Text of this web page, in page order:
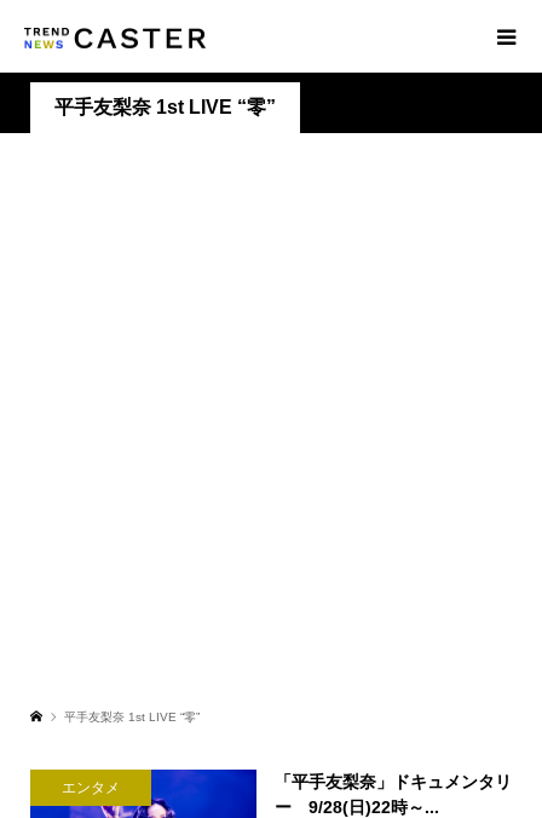
平手友梨奈 1st LIVE “零”
平手友梨奈 1st LIVE “零”
エンタメ
「平手友梨奈」ドキュメンタリ
ー 9/28(日)22時～...